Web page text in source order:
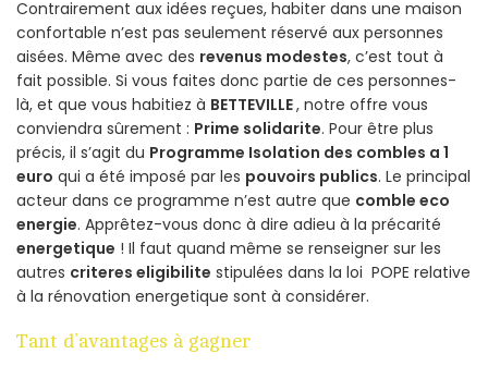
Contrairement aux idées reçues, habiter dans une maison
confortable n’est pas seulement réservé aux personnes
aisées. Même avec des revenus modestes, c’est tout à
fait possible. Si vous faites donc partie de ces personnes-
là, et que vous habitiez à BETTEVILLE, notre offre vous
conviendra sûrement : Prime solidarite. Pour être plus
précis, il s’agit du Programme Isolation des combles a 1
euro qui a été imposé par les pouvoirs publics. Le principal
acteur dans ce programme n’est autre que comble eco
energie. Apprêtez-vous donc à dire adieu à la précarité
energetique ! Il faut quand même se renseigner sur les
autres criteres eligibilite stipulées dans la loi POPE relative
à la rénovation energetique sont à considérer.
Tant d’avantages à gagner